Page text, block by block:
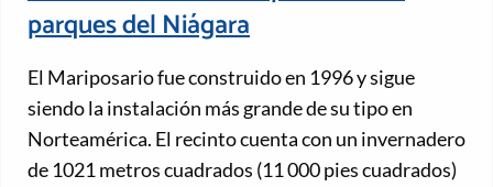
parques del Niágara
El Mariposario fue construido en 1996 y sigue
siendo la instalación más grande de su tipo en
Norteamérica. El recinto cuenta con un invernadero
de 1021 metros cuadrados (11 000 pies cuadrados)